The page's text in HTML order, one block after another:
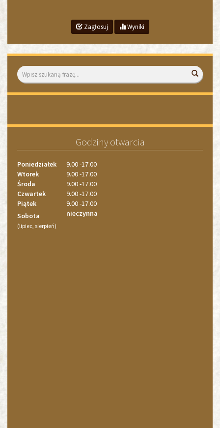
Zagłosuj Wyniki
Wyszukiwarka
4
Godziny otwarcia
Poniedziałek
9.00 -17.00
Wtorek
9.00 -17.00
Środa
9.00 -17.00
Czwartek
9.00 -17.00
Piątek
9.00 -17.00
Sobota
(lipiec, sierpień)
nieczynna